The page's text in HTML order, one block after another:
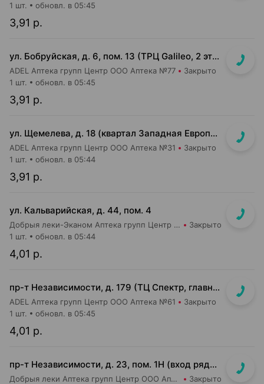
3,91 р.
1 шт. обновл. в 05:45
ул. Бобруйская, д. 6, пом. 13 (ТРЦ Galileo, 2 этаж, рядом с м-ом "Соседи")
ADEL Аптека групп Центр ООО Аптека №77 Закрыто
3,91 р.
1 шт. обновл. в 05:45
ул. Щемелева, д. 18 (квартал Западная Европа, д. Амстердам)
ADEL Аптека групп Центр ООО Аптека №31 Закрыто
3,91 р.
1 шт. обновл. в 05:44
ул. Кальварийская, д. 44, пом. 4
Добрыя леки-Эканом Аптека групп Центр ООО Аптека №39 Закрыто
4,01 р.
1 шт. обновл. в 05:44
пр-т Независимости, д. 179 (ТЦ Спектр, главный вход, 1 этаж)
ADEL Аптека групп Центр ООО Аптека №61 Закрыто
4,01 р.
1 шт. обновл. в 05:45
пр-т Независимости, д. 23, пом. 1Н (вход рядом со входом в м-н Евроопт и Кафетерий)
Добрыя леки Аптека групп Центр ООО Аптека №96 Закрыто